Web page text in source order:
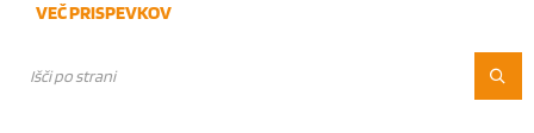
VEČ PRISPEVKOV